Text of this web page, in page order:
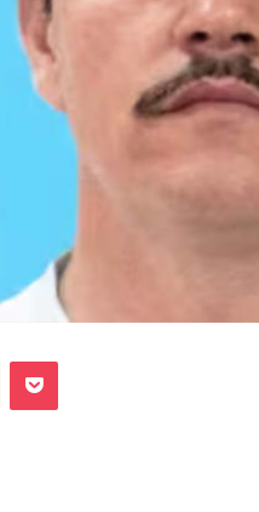
Odnoklassniki
Pocket